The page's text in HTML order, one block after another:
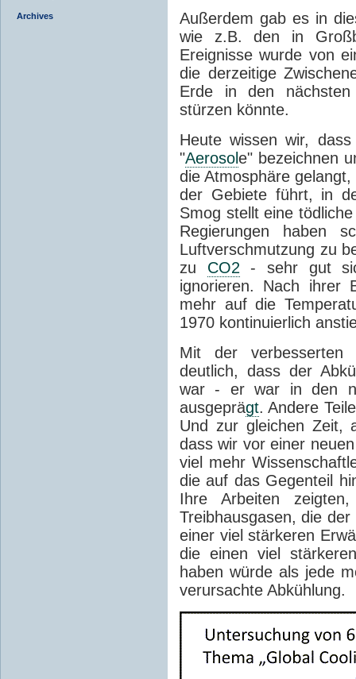
Archives
Außerdem gab es in
wie z.B. den in
Ereignisse wurde von
die derzeitige
Erde in den
stürzen könnte.
Heute wissen wir,
"Aerosole" bezeichnen
die Atmosphäre
der Gebiete führt, in
Smog stellt eine
Regierungen haben
Luftverschmutzung zu
zu CO2 - sehr gut
ignorieren. Nach ihrer
mehr auf die
1970 kontinuierlich
Mit der verbesserten
deutlich, dass der
war - er war in den
ausgeprägt. Andere
Und zur gleichen Zeit,
dass wir vor einer
viel mehr
die auf das Gegenteil
Ihre Arbeiten
Treibhausgasen, die
einer viel stärkeren
die einen viel
haben würde als jede
verursachte Abkühlung.